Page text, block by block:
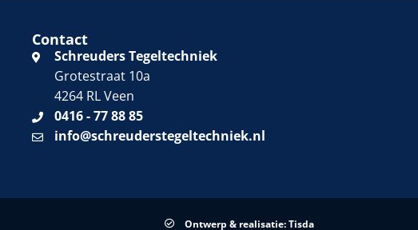
Contact
Schreuders Tegeltechniek
Grotestraat 10a
4264 RL Veen
0416 - 77 88 85
info@schreuderstegeltechniek.nl
Ontwerp & realisatie: Tisda